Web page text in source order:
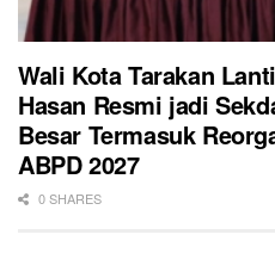
Wali Kota Tarakan
Hasan Resmi jadi
Besar Termasuk
ABPD 2027
0 SHARES